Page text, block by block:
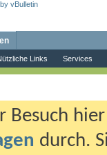
Links Services
Besuch
durch.